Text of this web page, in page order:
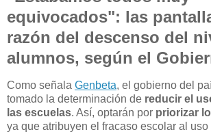
equivocados": las
razón del descenso del
alumnos, según el
Como señala Genbeta, el gobierno del
tomado la determinación de reducir el
las escuelas. Así, optarán por priorizar
ya que atribuyen el fracaso escolar al